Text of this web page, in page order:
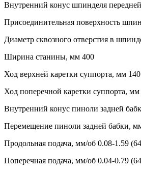
Внутренний конус шпинделя
Присоединительная поверхность
Диаметр сквозного отверстия в
Ширина станины, мм 400
Ход верхней каретки суппорта, мм 140
Ход поперечной каретки суппорта, мм
Внутренний конус пиноли задней
Перемещение пиноли задней бабки,
Продольная подача, мм/об 0.08-1.59
Поперечная подача, мм/об 0.04-0.79